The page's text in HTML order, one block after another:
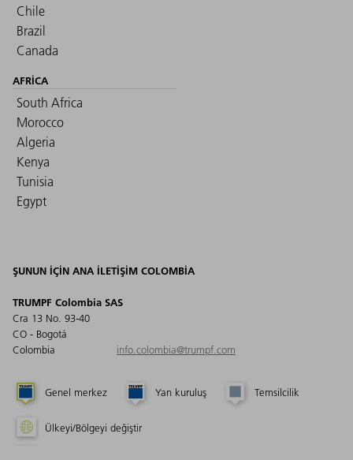
Chile
Brazil
Canada
AFRICA
South Africa
Morocco
Algeria
Kenya
Tunisia
Egypt
ŞUNUN IÇIN ANA ILETIŞIM COLOMBIA
TRUMPF Colombia SAS
Cra 13 No. 93-40
CO - Bogotá
Colombia
info.colombia@trumpf.com
Genel merkez Yan kuruluş Temsilcilik
Ülkeyi/Bölgeyi değiştir